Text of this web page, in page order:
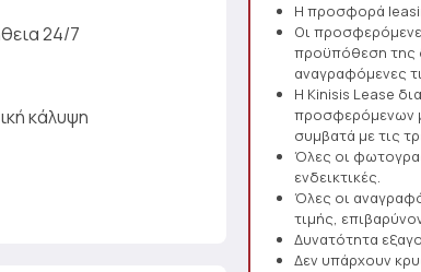
24/7
κάλυψη
Η προσφορά
Οι
προϋπόθεση της
αναγραφόμενες
Η Kinisis Lease
προσφερόμενων
συμβατά με τις
Όλες οι
ενδεικτικές.
Όλες οι
τιμής,
Δυνατότητα
Δεν υπάρχουν